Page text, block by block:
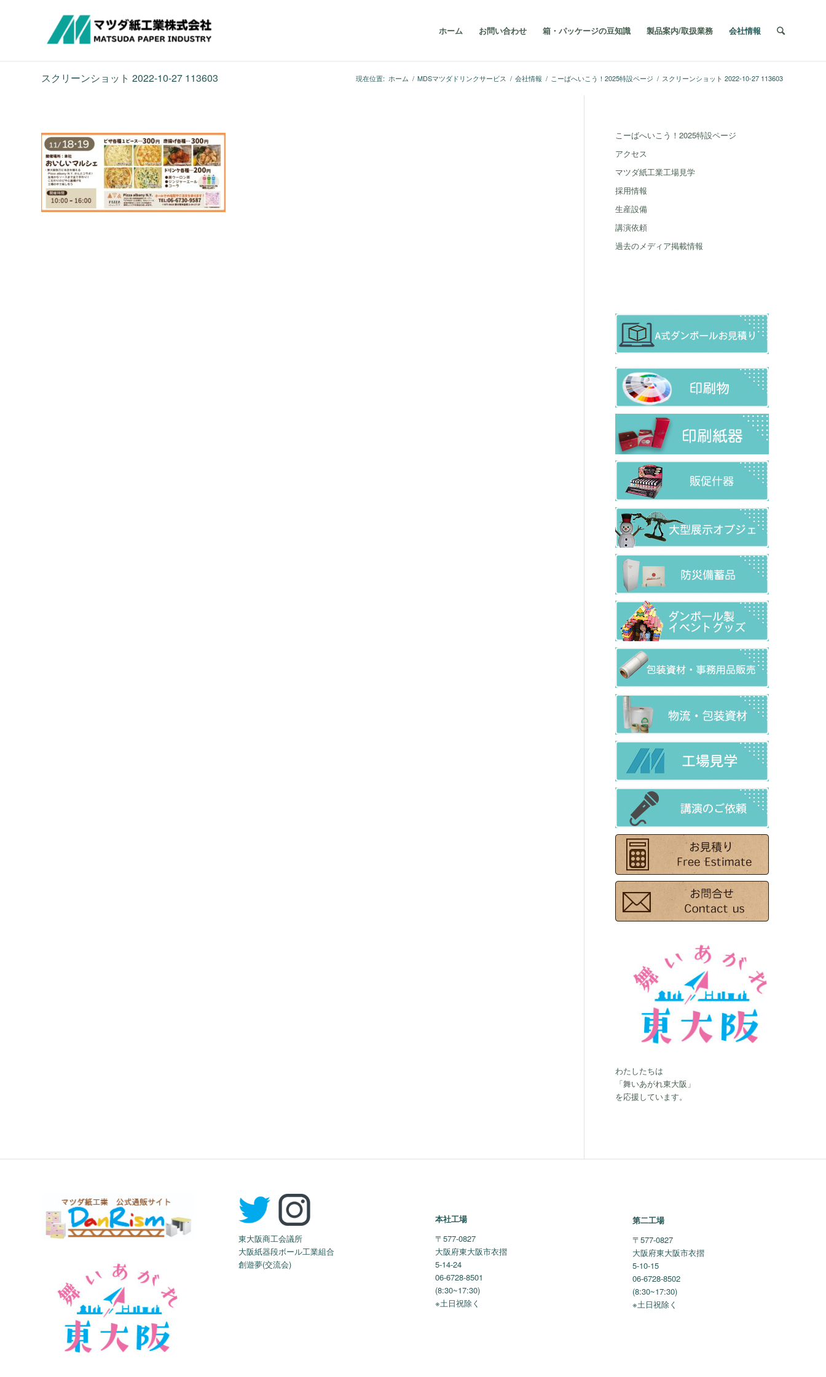
ホーム お問い合わせ 箱・パッケージの豆知識 製品案内/取扱業務 会社情報
スクリーンショット 2022-10-27 113603 現在位置: ホーム / MDSマツダドリンクサービス / 会社情報 / こーばへいこう！2025特設ページ / スクリーンショット 2022-10-27 113603
こーばへいこう！2025特設ページ
アクセス
マツダ紙工業工場見学
採用情報
生産設備
講演依頼
過去のメディア掲載情報
わたしたちは
「舞いあがれ東大阪」
を応援しています。
東大阪商工会議所
大阪紙器段ボール工業組合
創遊夢(交流会)
本社工場
〒577-0827
大阪府東大阪市衣摺
5-14-24
06-6728-8501
(8:30~17:30)
※土日祝除く
第二工場
〒577-0827
大阪府東大阪市衣摺
5-10-15
06-6728-8502
(8:30~17:30)
※土日祝除く